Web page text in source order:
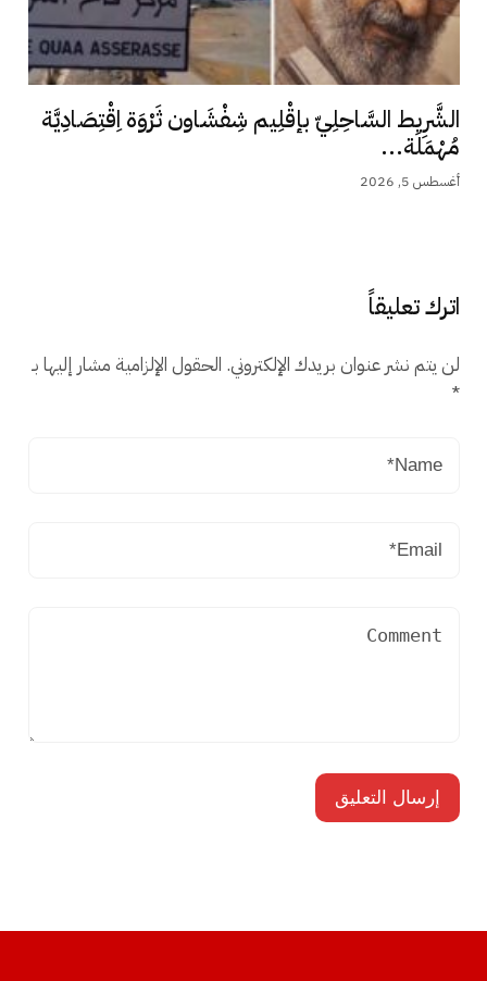
الشَّرِيط السَّاحِلِيّ بإقْلِيم شِفْشَاون ثَرْوَة اِقْتِصَادِيَّة
مُهْمَلَة...
أغسطس 5, 2026
اترك تعليقاً
لن يتم نشر عنوان بريدك الإلكتروني. الحقول الإلزامية مشار إليها بـ
*